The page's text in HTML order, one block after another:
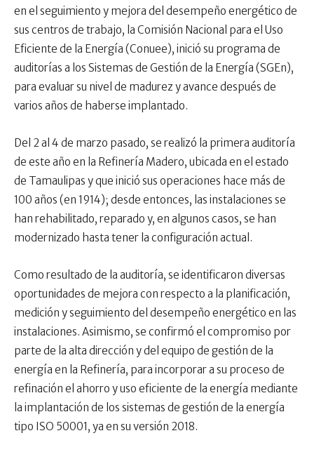
en el seguimiento y mejora del desempeño energético de
sus centros de trabajo, la Comisión Nacional para el Uso
Eficiente de la Energía (Conuee), inició su programa de
auditorías a los Sistemas de Gestión de la Energía (SGEn),
para evaluar su nivel de madurez y avance después de
varios años de haberse implantado.
Del 2 al 4 de marzo pasado, se realizó la primera auditoría
de este año en la Refinería Madero, ubicada en el estado
de Tamaulipas y que inició sus operaciones hace más de
100 años (en 1914); desde entonces, las instalaciones se
han rehabilitado, reparado y, en algunos casos, se han
modernizado hasta tener la configuración actual.
Como resultado de la auditoría, se identificaron diversas
oportunidades de mejora con respecto a la planificación,
medición y seguimiento del desempeño energético en las
instalaciones. Asimismo, se confirmó el compromiso por
parte de la alta dirección y del equipo de gestión de la
energía en la Refinería, para incorporar a su proceso de
refinación el ahorro y uso eficiente de la energía mediante
la implantación de los sistemas de gestión de la energía
tipo ISO 50001, ya en su versión 2018.